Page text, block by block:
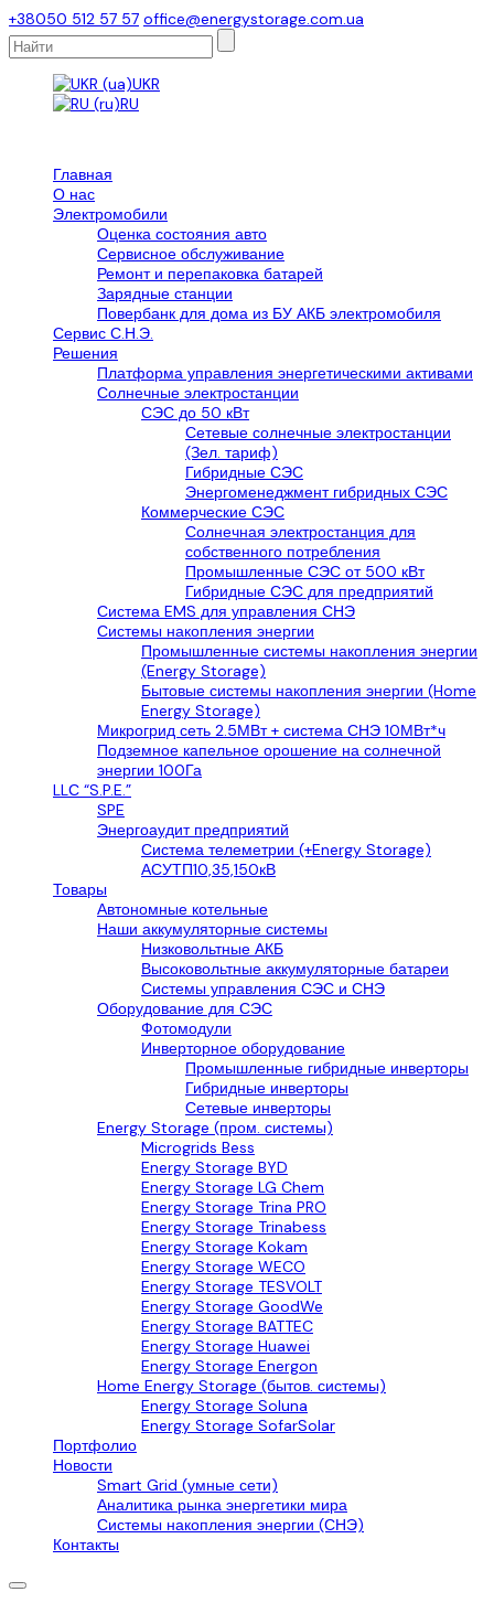
+38050 512 57 57 office@energystorage.com.ua
UKR
RU
Главная
О нас
Электромобили
Оценка состояния авто
Сервисное обслуживание
Ремонт и перепаковка батарей
Зарядные станции
Повербанк для дома из БУ АКБ электромобиля
Сервис С.Н.Э.
Решения
Платформа управления энергетическими активами
Солнечные электростанции
СЭС до 50 кВт
Сетевые солнечные электростанции
(Зел. тариф)
Гибридные СЭС
Энергоменеджмент гибридных СЭС
Коммерческие СЭС
Солнечная электростанция для
собственного потребления
Промышленные СЭС от 500 кВт
Гибридные СЭС для предприятий
Система EMS для управления СНЭ
Системы накопления энергии
Промышленные системы накопления энергии
(Energy Storage)
Бытовые системы накопления энергии (Home
Energy Storage)
Микрогрид сеть 2.5МВт + система СНЭ 10МВт*ч
Подземное капельное орошение на солнечной
энергии 100Га
LLС “S.P.E.”
SPE
Энергоаудит предприятий
Система телеметрии (+Energy Storage)
АСУТП10,35,150кВ
Товары
Автономные котельные
Наши аккумуляторные системы
Низковольтные АКБ
Высоковольтные аккумуляторные батареи
Системы управления СЭС и СНЭ
Оборудование для СЭС
Фотомодули
Инверторное оборудование
Промышленные гибридные инверторы
Гибридные инверторы
Сетевые инверторы
Energy Storage (пром. системы)
Microgrids Bess
Energy Storage BYD
Energy Storage LG Chem
Energy Storage Trina PRO
Energy Storage Trinabess
Energy Storage Kokam
Energy Storage WECO
Energy Storage TESVOLT
Energy Storage GoodWe
Energy Storage BATTEC
Energy Storage Huawei
Energy Storage Energon
Home Energy Storage (бытов. системы)
Energy Storage Soluna
Energy Storage SofarSolar
Портфолио
Новости
Smart Grid (умные сети)
Аналитика рынка энергетики мира
Системы накопления энергии (СНЭ)
Контакты